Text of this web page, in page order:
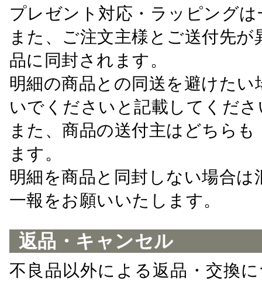
プレゼント対応・ラッピング
また、ご注文主様とご送付先
品に同封されます。
明細の商品との同送を避けた
いでくださいと記載してくださ
また、商品の送付主はどちら
ます。
明細を商品と同封しない場合
一報をお願いいたします。
返品・キャンセル
不良品以外による返品・交換